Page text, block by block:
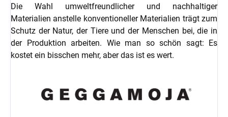
Die Wahl umweltfreundlicher und nachhaltiger
Materialien anstelle konventioneller Materialien trägt zum
Schutz der Natur, der Tiere und der Menschen bei, die in
der Produktion arbeiten. Wie man so schön sagt: Es
kostet ein bisschen mehr, aber das ist es wert.